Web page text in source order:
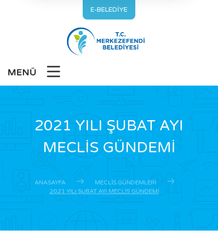
E-BELEDİYE
MENÜ
2021 YILI ŞUBAT AYI
MECLİS GÜNDEMİ
ANASAYFA
MECLIS GÜNDEMLERI
2021 YILI ŞUBAT AYI MECLİS GÜNDEMİ